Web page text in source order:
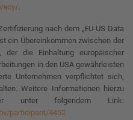
.
nach dem „EU-US Data
ein Übereinkommen zwischen der
der die Einhaltung europäischer
in den USA gewährleisten
Unternehmen verpflichtet sich,
Weitere Informationen hierzu
unter folgendem Link:
participant/4452